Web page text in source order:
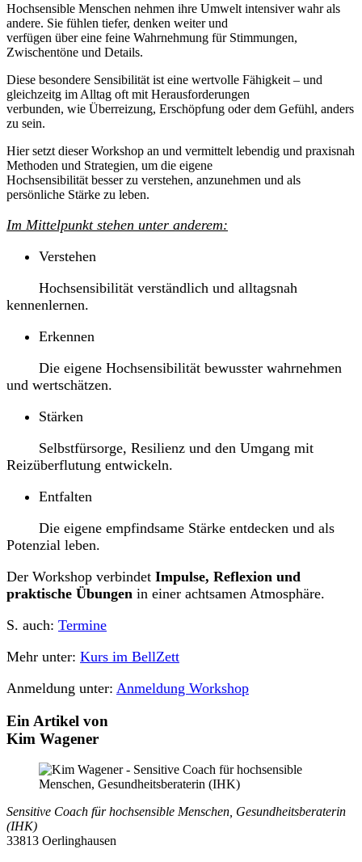
Hochsensible Menschen nehmen ihre Umwelt intensiver wahr als
andere. Sie fühlen tiefer, denken weiter und
verfügen über eine feine Wahrnehmung für Stimmungen,
Zwischentöne und Details.
Diese besondere Sensibilität ist eine wertvolle Fähigkeit – und
gleichzeitg im Alltag oft mit Herausforderungen
verbunden, wie Überreizung, Erschöpfung oder dem Gefühl, anders
zu sein.
Hier setzt dieser Workshop an und vermittelt lebendig und praxisnah
Methoden und Strategien, um die eigene
Hochsensibilität besser zu verstehen, anzunehmen und als
persönliche Stärke zu leben.
Im Mittelpunkt stehen unter anderem:
Verstehen
Hochsensibilität verständlich und alltagsnah
kennenlernen.
Erkennen
Die eigene Hochsensibilität bewusster wahrnehmen
und wertschätzen.
Stärken
Selbstfürsorge, Resilienz und den Umgang mit
Reizüberflutung entwickeln.
Entfalten
Die eigene empfindsame Stärke entdecken und als
Potenzial leben.
Der Workshop verbindet Impulse, Reflexion und
praktische Übungen in einer achtsamen Atmosphäre.
S. auch: Termine
Mehr unter: Kurs im BellZett
Anmeldung unter: Anmeldung Workshop
Ein Artikel von
Kim Wagener
Sensitive Coach für hochsensible Menschen, Gesundheitsberaterin
(IHK)
33813 Oerlinghausen